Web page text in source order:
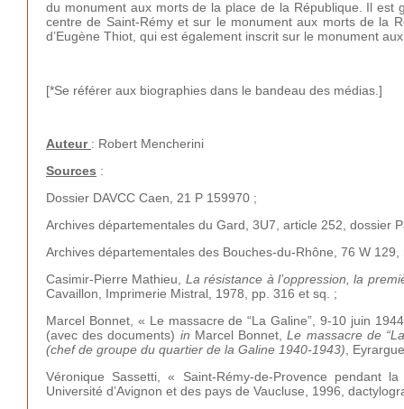
du monument aux morts de la place de la République. Il est
centre de Saint-Rémy et sur le monument aux morts de la
d’Eugène Thiot, qui est également inscrit sur le monument
[*Se référer aux biographies dans le bandeau des médias.]
Auteur : Robert Mencherini
Sources :
Dossier DAVCC Caen, 21 P 159970 ;
Archives départementales du Gard, 3U7, article 252, dossier
Archives départementales des Bouches-du-Rhône, 76 W
Casimir-Pierre Mathieu,
La résistance à l’oppression, la
Cavaillon, Imprimerie Mistral, 1978, pp. 316 et sq. ;
Marcel Bonnet, « Le massacre de “La Galine”, 9-10 juin
(avec des documents) in Marcel Bonnet,Le massacre de
(chef de groupe du quartier de la Galine 1940-1943) ,
Véronique Sassetti, « Saint-Rémy-de-Provence pendant
Université d’Avignon et des pays de Vaucluse, 1996,